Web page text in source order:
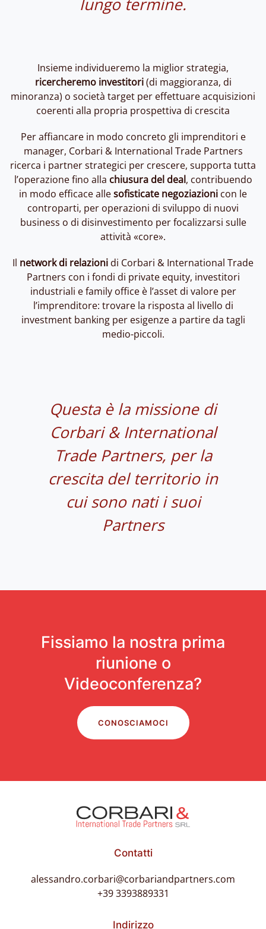
Insieme individueremo la miglior strategia,
ricercheremo investitori(di maggioranza, di
minoranza) o società target per effettuare acquisizioni
coerenti alla propria prospettiva di crescita
Per affiancare in modo concreto gli imprenditori e
manager, Corbari & International Trade Partners
ricerca i partner strategici per crescere, supporta tutta
l’operazione fino alla chiusura del deal, contribuendo
in modo efficace allesofisticate negoziazioni con le
controparti, per operazioni di sviluppo di nuovi
business o di disinvestimento per focalizzarsi sulle
attività «core».
Il network di relazionidi Corbari & International Trade
Partners con i fondi di private equity, investitori
industriali e family office è l’asset di valore per
l’imprenditore: trovare la risposta al livello di
investment banking per esigenze a partire da tagli
medio-piccoli.
Questa è la missione di
Corbari & International
Trade Partners, per la
crescita del territorio in
cui sono nati i suoi
Partners
Fissiamo la nostra prima
riunione o
Videoconferenza?
CONOSCIAMOCI
Contatti
alessandro.corbari@corbariandpartners.com
+39 3393889331
Indirizzo